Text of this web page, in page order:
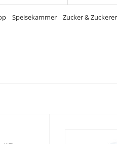
Speisekammer Zucker &